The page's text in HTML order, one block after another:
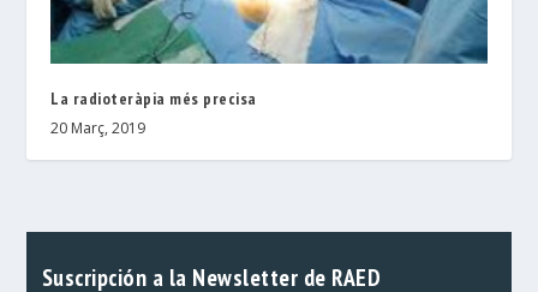
La radioteràpia més precisa
20 Març, 2019
Suscripción a la Newsletter de RAED